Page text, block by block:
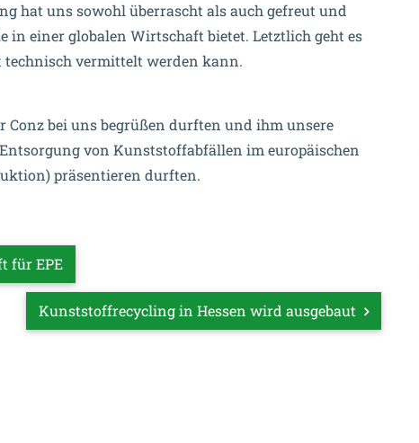
hat uns sowohl überrascht als auch gefreut und
in einer globalen Wirtschaft bietet. Letztlich geht es
technisch vermittelt werden kann.
Conz bei uns begrüßen durften und ihm unsere
von Kunststoffabfällen im europäischen
präsentieren durften.
für EPE
Kunststoffrecycling in Hessen wird ausgebaut